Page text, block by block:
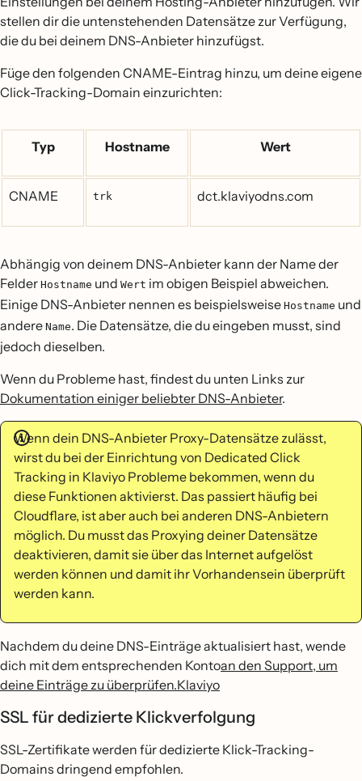
stellen dir die untenstehenden Datensätze zur Verfügung,
die du bei deinem DNS-Anbieter hinzufügst.
Füge den folgenden CNAME-Eintrag hinzu, um deine eigene
Click-Tracking-Domain einzurichten:
Typ Hostname Wert
CNAME trk dct.klaviyodns.com
Abhängig von deinem DNS-Anbieter kann der Name der
Felder Hostname und Wert im obigen Beispiel abweichen.
Einige DNS-Anbieter nennen es beispielsweise Hostname und
andere Name. Die Datensätze, die du eingeben musst, sind
jedoch dieselben.
Wenn du Probleme hast, findest du unten Links zur
Dokumentation einiger beliebter DNS-Anbieter.
Wenn dein DNS-Anbieter Proxy-Datensätze zulässt,
wirst du bei der Einrichtung von Dedicated Click
Tracking in Klaviyo Probleme bekommen, wenn du
diese Funktionen aktivierst. Das passiert häufig bei
Cloudflare, ist aber auch bei anderen DNS-Anbietern
möglich. Du musst das Proxying deiner Datensätze
deaktivieren, damit sie über das Internet aufgelöst
werden können und damit ihr Vorhandensein überprüft
werden kann.
Nachdem du deine DNS-Einträge aktualisiert hast, wende
dich mit dem entsprechenden Kontoan den Support, um
deine Einträge zu überprüfen.Klaviyo
SSL für dedizierte Klickverfolgung
SSL-Zertifikate werden für dedizierte Klick-Tracking-
Domains dringend empfohlen.